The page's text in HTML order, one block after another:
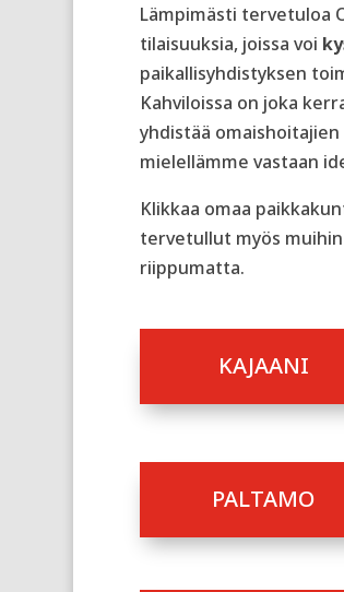
Lämpimästi tervetuloa
tilaisuuksia, joissa voi
paikallisyhdistyksen
Kahviloissa on joka
yhdistää
mielellämme vastaan
Klikkaa omaa
tervetullut myös
riippumatta.
KAJAANI
PALTAMO